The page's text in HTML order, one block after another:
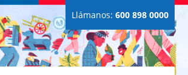
Llámanos: 600 898 0000